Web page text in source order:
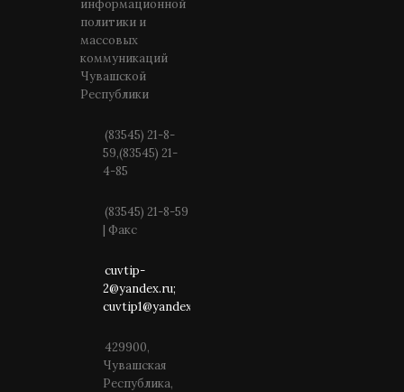
информационной
политики и
массовых
коммуникаций
Чувашской
Республики
(83545) 21-8-
59,(83545) 21-
4-85
(83545) 21-8-59
| Факс
cuvtip-
2@yandex.ru;
cuvtip1@yandex.ru
429900,
Чувашская
Республика,